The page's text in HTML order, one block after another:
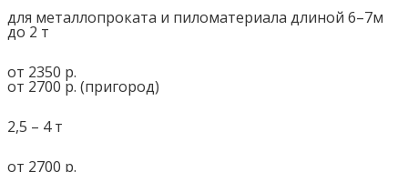
для металлопроката и пиломатериала длиной 6–7м
до 2 т
от 2350 р.
от 2700 р. (пригород)
2,5 – 4 т
от 2700 р.